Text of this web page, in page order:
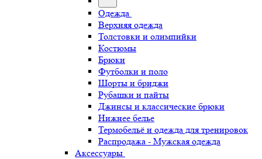
Одежда
Верхняя одежда
Толстовки и олимпийки
Костюмы
Брюки
Футболки и поло
Шорты и бриджи
Рубашки и пайты
Джинсы и классические брюки
Нижнее белье
Термобельё и одежда для тренировок
Распродажа - Мужская одежда
Аксессуары